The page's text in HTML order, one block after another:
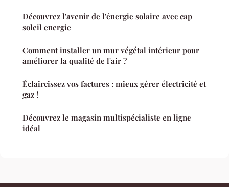
Découvrez l'avenir de l'énergie solaire avec cap
soleil energie
Comment installer un mur végétal intérieur pour
améliorer la qualité de l'air ?
Éclaircissez vos factures : mieux gérer électricité et
gaz !
Découvrez le magasin multispécialiste en ligne
idéal